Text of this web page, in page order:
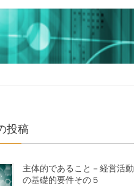
投稿
主体的であること－経営活動
の基礎的要件その５